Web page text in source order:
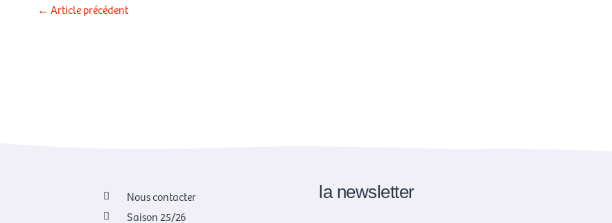
← Article précédent
Nous contacter
Saison 25/26
la newsletter